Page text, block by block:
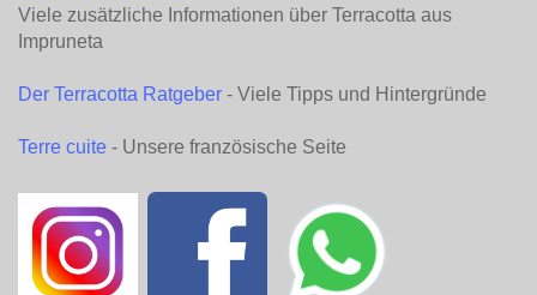
Viele zusätzliche Informationen über Terracotta aus
Impruneta
Der Terracotta Ratgeber - Viele Tipps und Hintergründe
Terre cuite - Unsere französische Seite